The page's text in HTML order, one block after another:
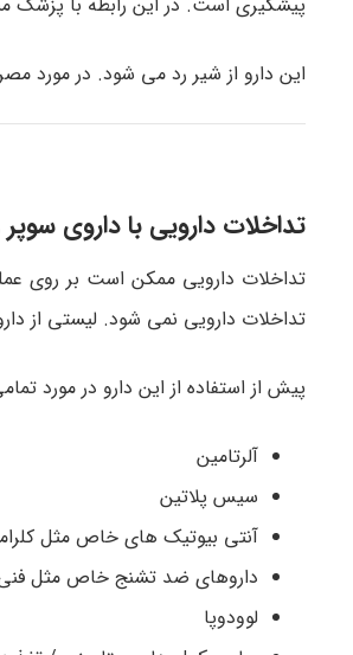
این دارو از شیر رد می شود. در مورد
تداخلات دارویی با داروی
تداخلات دارویی ممکن است بر روی
تداخلات دارویی نمی شود. لیستی از
پیش از استفاده از این دارو در مورد
آلرتامین
سیس پلاتین
آنتی بیوتیک های خاص مثل
داروهای ضد تشنج خاص مثل
لوودوپا